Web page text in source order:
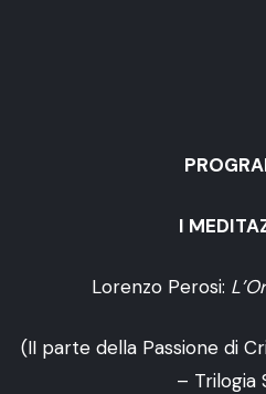
I
Lorenzo Perosi:
(II parte della Passione di
– Trilogia